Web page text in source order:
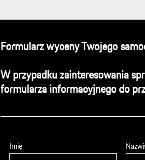
Formularz wyceny Twojego
W przypadku zainteresowania
formularza informacyjnego do
Imię